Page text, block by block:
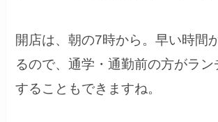
開店は、朝の7時から。早い時間
るので、通学・通勤前の方がラン
することもできますね。